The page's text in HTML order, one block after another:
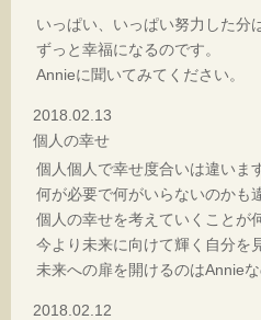
いっぱい、いっぱい努力した分
ずっと幸福になるのです。
Annieに聞いてみてください。
2018.02.13
個人の幸せ
個人個人で幸せ度合いは違いま
何が必要で何がいらないのかも
個人の幸せを考えていくことが
今より未来に向けて輝く自分を
未来への扉を開けるのはAnnie
2018.02.12